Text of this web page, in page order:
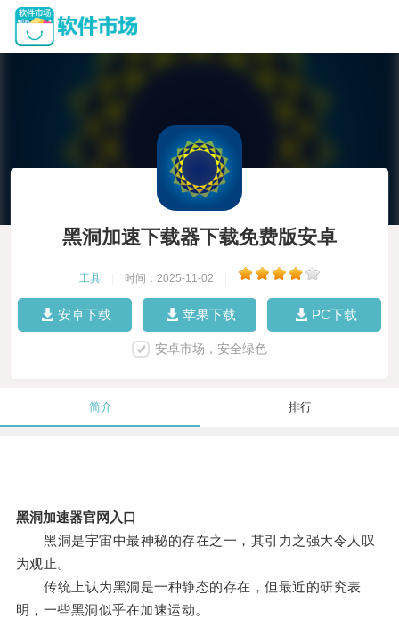
黑洞加速下载器下载免费版安卓
工具 时间：2025-11-02
安卓下载 苹果下载 PC下载
安卓市场，安全绿色
简介 排行
黑洞加速器官网入口
黑洞是宇宙中最神秘的存在之一，其引力之强大令人叹
为观止。
传统上认为黑洞是一种静态的存在，但最近的研究表
明，一些黑洞似乎在加速运动。